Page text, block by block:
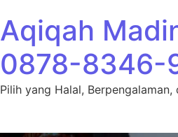
Aqiqah
0878-8346-
Pilih yang Halal, Berpengalaman,